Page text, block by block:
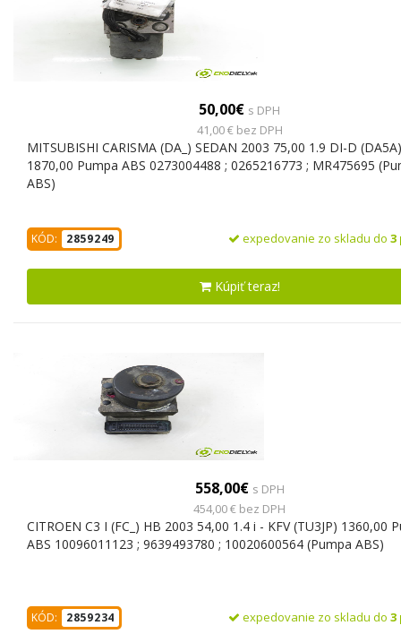
50,00€ s DPH
41,00 € bez DPH
MITSUBISHI CARISMA (DA_) SEDAN 2003 75,00 1.9 DI-D
1870,00 Pumpa ABS 0273004488 ; 0265216773 ; MR475695
ABS)
KÓD: 2859249 expedovanie zo skladu do 3
Kúpiť teraz!
558,00€ s DPH
454,00 € bez DPH
CITROEN C3 I (FC_) HB 2003 54,00 1.4 i - KFV (TU3JP) 1360,00
ABS 10096011123 ; 9639493780 ; 10020600564 (Pumpa ABS)
KÓD: 2859234 expedovanie zo skladu do 3